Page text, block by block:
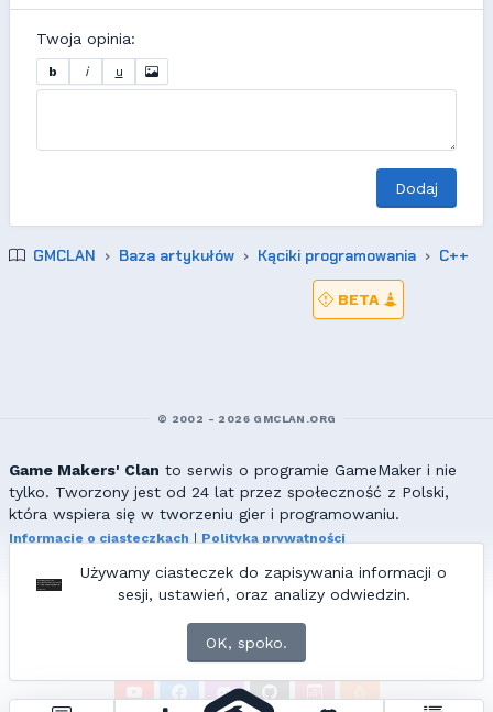
Twoja opinia:
b i u
Dodaj
GMCLAN Baza artykułów Kąciki programowania C++
Używamy ciasteczek do zapisywania informacji o
sesji, ustawień, oraz analizy odwiedzin.
OK, spoko.
BETA
© 2002 - 2026 GMCLAN.ORG
Game Makers' Clan to serwis o programie GameMaker i nie
tylko. Tworzony jest od 24 lat przez społeczność z Polski,
która wspiera się w tworzeniu gier i programowaniu.
Informacje o ciasteczkach
Polityka prywatności
Wszelkie prawa zastrzeżone. Kopiowanie materiałów bez zgody
redakcji zabronione!
ZNAJDZIESZ NAS TAKŻE NA: